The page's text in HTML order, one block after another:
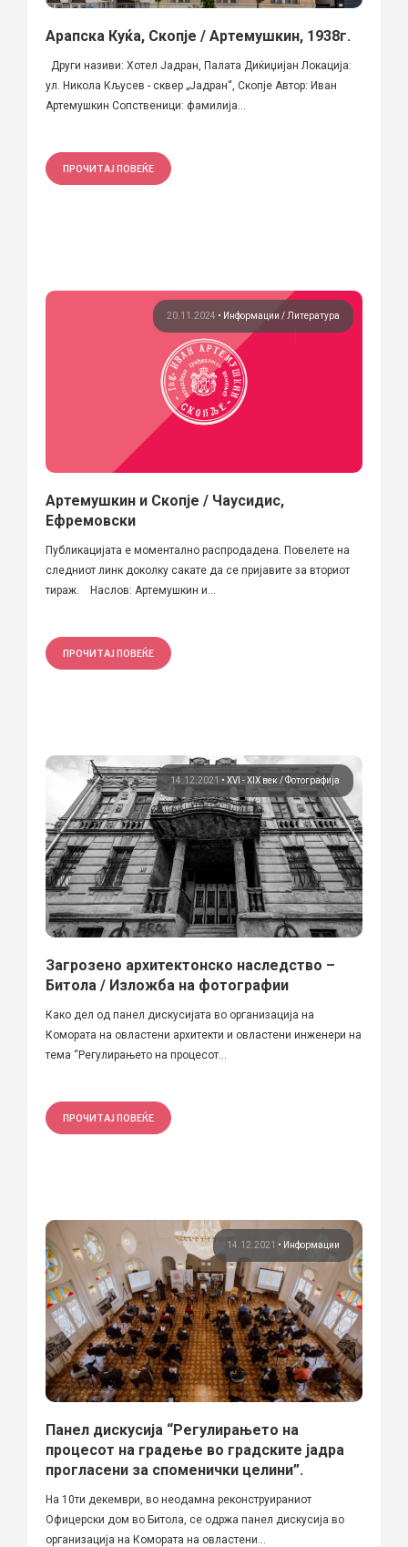
Арапска Куќа, Скопје / Артемушкин, 1938г.
Други називи: Хотел Јадран, Палата Диќиџијан Локација:
ул. Никола Кљусев - сквер „Јадран“, Скопје Автор: Иван
Артемушкин Сопственици: фамилија...
ПРОЧИТАЈ ПОВЕЌЕ
20.11.2024 • Информации Литература
Артемушкин и Скопје / Чаусидис,
Ефремовски
Публикацијата е моментално распродадена. Повелете на
следниот линк доколку сакате да се пријавите за вториот
тираж. Наслов: Артемушкин и...
ПРОЧИТАЈ ПОВЕЌЕ
14.12.2021 • XVI - XIX век Фотографија
Загрозено архитектонско наследство –
Битола / Изложба на фотографии
Како дел од панел дискусијата во организација на
Комората на овластени архитекти и овластени инженери на
тема “Регулирањето на процесот...
ПРОЧИТАЈ ПОВЕЌЕ
14.12.2021 • Информации
Панел дискусија “Регулирањето на
процесот на градење во градските јадра
прогласени за споменички целини”.
На 10ти декември, во неодамна реконструираниот
Офицерски дом во Битола, се одржа панел дискусија во
организација на Комората на овластени...